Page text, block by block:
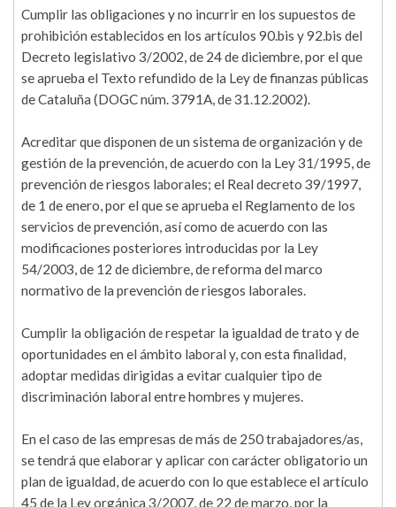
Cumplir las obligaciones y no incurrir en los supuestos de
prohibición establecidos en los artículos 90.bis y 92.bis del
Decreto legislativo 3/2002, de 24 de diciembre, por el que
se aprueba el Texto refundido de la Ley de finanzas públicas
de Cataluña (DOGC núm. 3791A, de 31.12.2002).
Acreditar que disponen de un sistema de organización y de
gestión de la prevención, de acuerdo con la Ley 31/1995, de
prevención de riesgos laborales; el Real decreto 39/1997,
de 1 de enero, por el que se aprueba el Reglamento de los
servicios de prevención, así como de acuerdo con las
modificaciones posteriores introducidas por la Ley
54/2003, de 12 de diciembre, de reforma del marco
normativo de la prevención de riesgos laborales.
Cumplir la obligación de respetar la igualdad de trato y de
oportunidades en el ámbito laboral y, con esta finalidad,
adoptar medidas dirigidas a evitar cualquier tipo de
discriminación laboral entre hombres y mujeres.
En el caso de las empresas de más de 250 trabajadores/as,
se tendrá que elaborar y aplicar con carácter obligatorio un
plan de igualdad, de acuerdo con lo que establece el artículo
45 de la Ley orgánica 3/2007, de 22 de marzo, por la